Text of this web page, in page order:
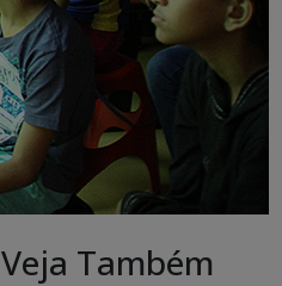
Veja Também